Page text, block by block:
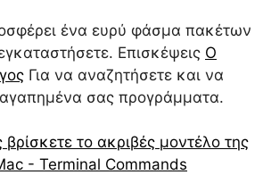
ένα ευρύ φάσμα πακέτων
Επισκέψεις Ο
Για να αναζητήσετε και να
σας προγράμματα.
το ακριβές μοντέλο της
- Terminal Commands